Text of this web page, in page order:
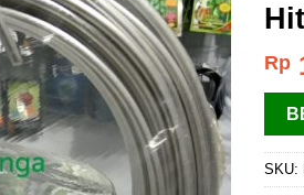
Rp
SKU: